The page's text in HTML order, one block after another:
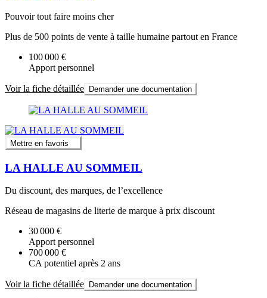
Pouvoir tout faire moins cher
Plus de 500 points de vente à taille humaine partout en France
100 000 €
Apport personnel
Voir la fiche détaillée Demander une documentation
Mettre en favoris
LA HALLE AU SOMMEIL
Du discount, des marques, de l’excellence
Réseau de magasins de literie de marque à prix discount
30 000 €
Apport personnel
700 000 €
CA potentiel après 2 ans
Voir la fiche détaillée Demander une documentation